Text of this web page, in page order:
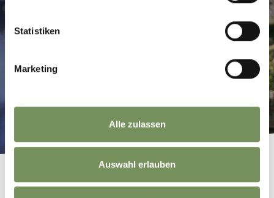
Statistiken
Marketing
Alle zulassen
Auswahl erlauben